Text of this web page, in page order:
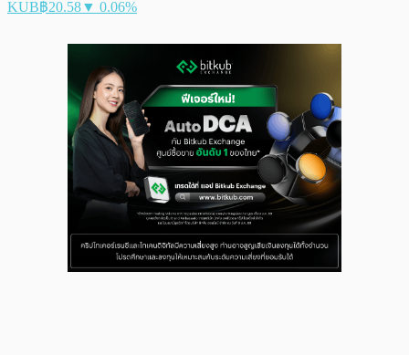
KUB฿20.58▼ 0.06%